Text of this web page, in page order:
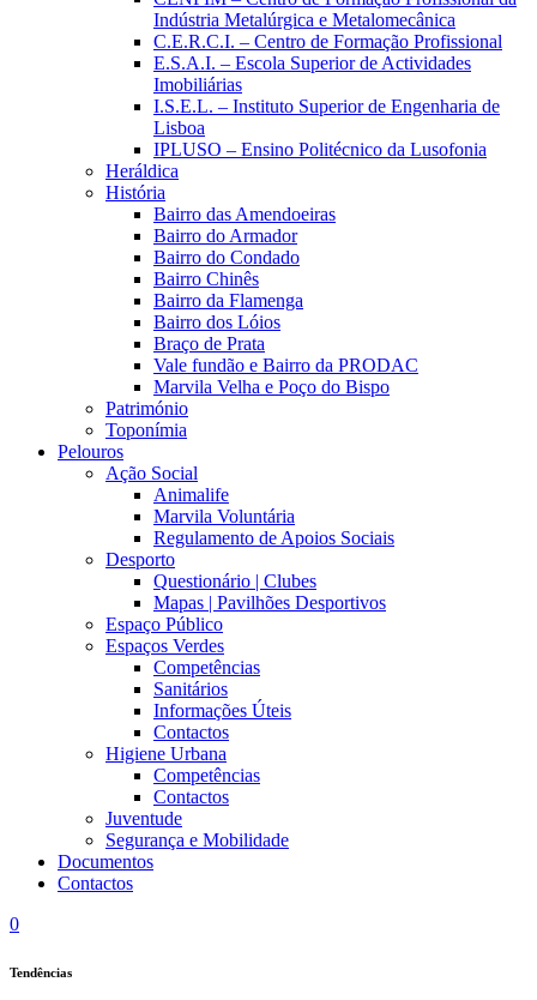
Indústria Metalúrgica e Metalomecânica
C.E.R.C.I. – Centro de Formação Profissional
E.S.A.I. – Escola Superior de Actividades
Imobiliárias
I.S.E.L. – Instituto Superior de Engenharia de
Lisboa
IPLUSO – Ensino Politécnico da Lusofonia
Heráldica
História
Bairro das Amendoeiras
Bairro do Armador
Bairro do Condado
Bairro Chinês
Bairro da Flamenga
Bairro dos Lóios
Braço de Prata
Vale fundão e Bairro da PRODAC
Marvila Velha e Poço do Bispo
Património
Toponímia
Pelouros
Ação Social
Animalife
Marvila Voluntária
Regulamento de Apoios Sociais
Desporto
Questionário | Clubes
Mapas | Pavilhões Desportivos
Espaço Público
Espaços Verdes
Competências
Sanitários
Informações Úteis
Contactos
Higiene Urbana
Competências
Contactos
Juventude
Segurança e Mobilidade
Documentos
Contactos
0
Tendências